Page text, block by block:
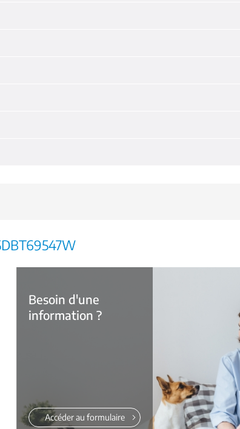
Besoin d'une
information ?
Accéder au formulaire